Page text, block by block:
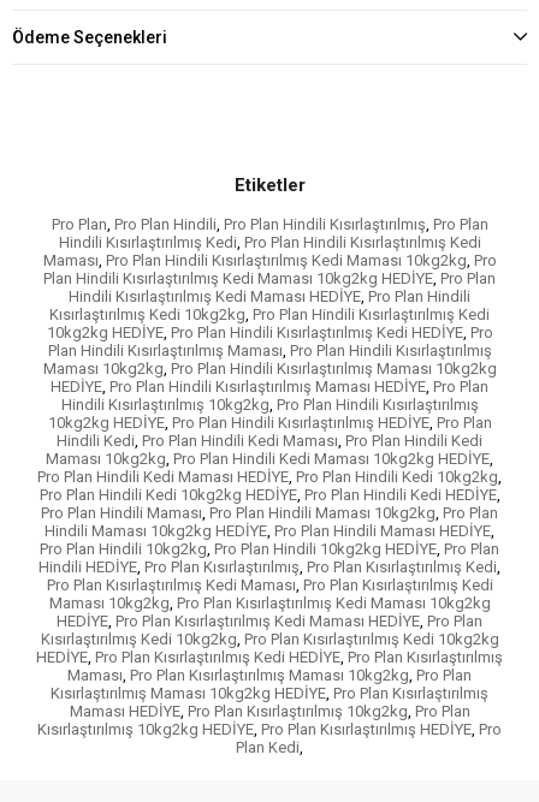
Ödeme Seçenekleri
Etiketler
Pro Plan Pro Plan Hindili Pro Plan Hindili Kısırlaştırılmış Pro Plan
Hindili Kısırlaştırılmış Kedi Pro Plan Hindili Kısırlaştırılmış Kedi
Maması Pro Plan Hindili Kısırlaştırılmış Kedi Maması 10kg2kg Pro
Plan Hindili Kısırlaştırılmış Kedi Maması 10kg2kg HEDİYE Pro Plan
Hindili Kısırlaştırılmış Kedi Maması HEDİYE Pro Plan Hindili
Kısırlaştırılmış Kedi 10kg2kg Pro Plan Hindili Kısırlaştırılmış Kedi
10kg2kg HEDİYE, Pro Plan Hindili Kısırlaştırılmış Kedi HEDİYE, Pro
Plan Hindili Kısırlaştırılmış Maması Pro Plan Hindili Kısırlaştırılmış
Maması 10kg2kg Pro Plan Hindili Kısırlaştırılmış Maması 10kg2kg
HEDİYE Pro Plan Hindili Kısırlaştırılmış Maması HEDİYE Pro Plan
Hindili Kısırlaştırılmış 10kg2kg Pro Plan Hindili Kısırlaştırılmış
10kg2kg HEDİYE, Pro Plan Hindili Kısırlaştırılmış HEDİYE, Pro Plan
Hindili Kedi Pro Plan Hindili Kedi Maması Pro Plan Hindili Kedi
Maması 10kg2kg Pro Plan Hindili Kedi Maması 10kg2kg HEDİYE
Pro Plan Hindili Kedi Maması HEDİYE Pro Plan Hindili Kedi 10kg2kg
Pro Plan Hindili Kedi 10kg2kg HEDİYE, Pro Plan Hindili Kedi HEDİYE,
Pro Plan Hindili Maması Pro Plan Hindili Maması 10kg2kg Pro Plan
Hindili Maması 10kg2kg HEDİYE Pro Plan Hindili Maması HEDİYE
Pro Plan Hindili 10kg2kg Pro Plan Hindili 10kg2kg HEDİYE Pro Plan
Hindili HEDİYE Pro Plan Kısırlaştırılmış Pro Plan Kısırlaştırılmış Kedi
Pro Plan Kısırlaştırılmış Kedi Maması Pro Plan Kısırlaştırılmış Kedi
Maması 10kg2kg Pro Plan Kısırlaştırılmış Kedi Maması 10kg2kg
HEDİYE Pro Plan Kısırlaştırılmış Kedi Maması HEDİYE Pro Plan
Kısırlaştırılmış Kedi 10kg2kg Pro Plan Kısırlaştırılmış Kedi 10kg2kg
HEDİYE Pro Plan Kısırlaştırılmış Kedi HEDİYE Pro Plan Kısırlaştırılmış
Maması Pro Plan Kısırlaştırılmış Maması 10kg2kg Pro Plan
Kısırlaştırılmış Maması 10kg2kg HEDİYE Pro Plan Kısırlaştırılmış
Maması HEDİYE, Pro Plan Kısırlaştırılmış 10kg2kg Pro Plan
Kısırlaştırılmış 10kg2kg HEDİYE Pro Plan Kısırlaştırılmış HEDİYE Pro
Plan Kedi